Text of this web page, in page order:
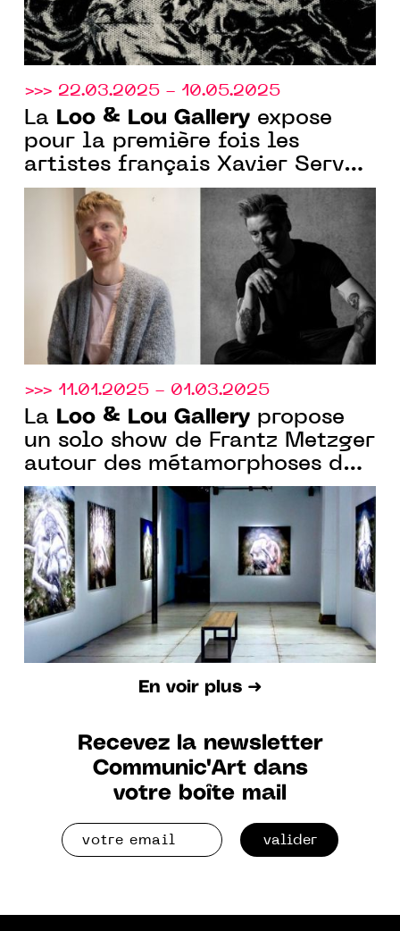
>>> 22.03.2025 - 10.05.2025
La Loo & Lou Gallery expose
pour la première fois les
artistes français Xavier Servas
et belge Joren Van Acker.
>>> 11.01.2025 - 01.03.2025
La Loo & Lou Gallery propose
un solo show de Frantz Metzger
autour des métamorphoses du
corps
En voir plus ➜
Recevez la newsletter
Communic'Art dans
votre boîte mail
valider